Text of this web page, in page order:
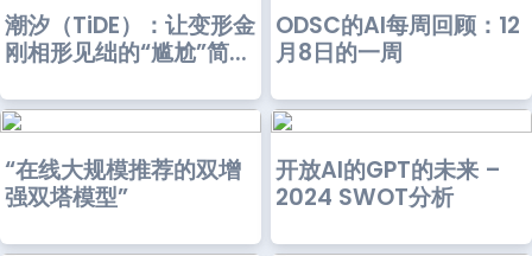
潮汐（TiDE）：让变形金
刚相形见绌的“尴尬”简...
ODSC的AI每周回顾：12
月8日的一周
“在线大规模推荐的双增
强双塔模型”
开放AI的GPT的未来 –
2024 SWOT分析